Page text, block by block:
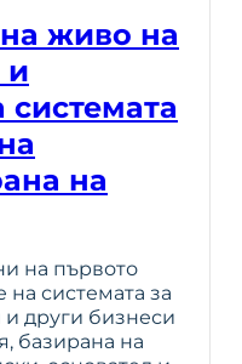
живо на
и
системата
на
на първото
системата за
други бизнеси
базирана на